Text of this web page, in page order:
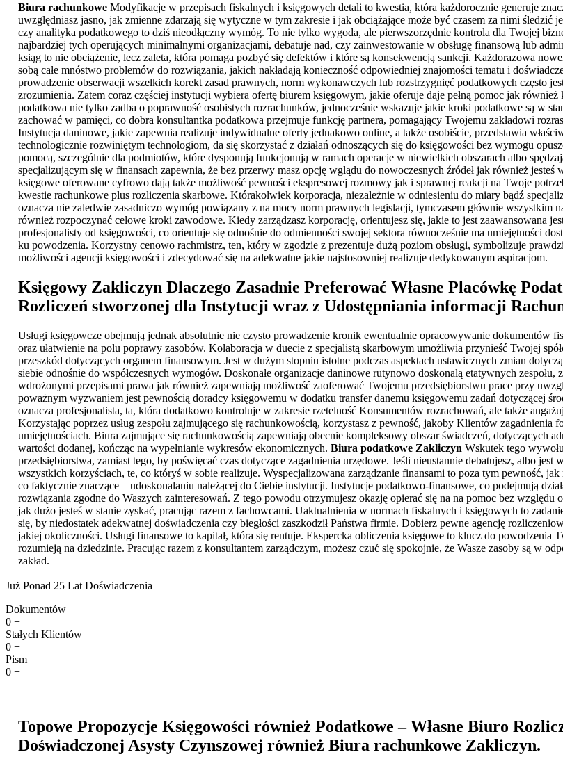
Biura rachunkowe Modyfikacje w przepisach fiskalnych i księgowych detali to kwestia, która każdorocznie generuje
uwzględniasz jasno, jak zmienne zdarzają się wytyczne w tym zakresie i jak obciążające może być czasem za nimi
czy analityka podatkowego to dziś nieodłączny wymóg. To nie tylko wygoda, ale pierwszorzędnie kontrola dla Twojej
najbardziej tych operujących minimalnymi organizacjami, debatuje nad, czy zainwestowanie w obsługę finansową lub
ksiąg to nie obciążenie, lecz zaleta, która pomaga pozbyć się defektów i które są konsekwencją sankcji. Każdorazowa
sobą całe mnóstwo problemów do rozwiązania, jakich nakładają konieczność odpowiedniej znajomości tematu i
prowadzenie obserwacji wszelkich korekt zasad prawnych, norm wykonawczych lub rozstrzygnięć podatkowych często
zrozumienia. Zatem coraz częściej instytucji wybiera ofertę biurem księgowym, jakie oferuje daje pełną pomoc jak
podatkowa nie tylko zadba o poprawność osobistych rozrachunków, jednocześnie wskazuje jakie kroki podatkowe są w
zachować w pamięci, co dobra konsultantka podatkowa przejmuje funkcję partnera, pomagający Twojemu zakładowi
Instytucja daninowe, jakie zapewnia realizuje indywidualne oferty jednakowo online, a także osobiście, przedstawia
technologicznie rozwiniętym technologiom, da się skorzystać z działań odnoszących się do księgowości bez wymogu
pomocą, szczególnie dla podmiotów, które dysponują funkcjonują w ramach operacje w niewielkich obszarach albo
specjalizującym się w finansach zapewnia, że bez przerwy masz opcję wglądu do nowoczesnych źródeł jak również
księgowe oferowane cyfrowo dają także możliwość pewności ekspresowej rozmowy jak i sprawnej reakcji na Twoje
kwestie rachunkowe plus rozliczenia skarbowe. Którakolwiek korporacja, niezależnie w odniesieniu do miary bądź
oznacza nie zaledwie zasadniczo wymóg powiązany z na mocy norm prawnych legislacji, tymczasem głównie
również rozpoczynać celowe kroki zawodowe. Kiedy zarządzasz korporację, orientujesz się, jakie to jest zaawansowana
profesjonalisty od księgowości, co orientuje się odnośnie do odmienności swojej sektora równocześnie ma umiejętności
ku powodzenia. Korzystny cenowo rachmistrz, ten, który w zgodzie z prezentuje dużą poziom obsługi, symbolizuje
możliwości agencji księgowości i zdecydować się na adekwatne jakie najstosowniej realizuje dedykowanym aspiracjom.
Księgowy Zakliczyn Dlaczego Zasadnie Preferować Własne Placówkę
Rozliczeń stworzonej dla Instytucji wraz z Udostępniania informacji
Usługi księgowcze obejmują jednak absolutnie nie czysto prowadzenie kronik ewentualnie opracowywanie dokumentów
oraz ułatwienie na polu poprawy zasobów. Kolaboracja w duecie z specjalistą skarbowym umożliwia przynieść Twojej
przeszkód dotyczących organem finansowym. Jest w dużym stopniu istotne podczas aspektach ustawicznych zmian
siebie odnośnie do współczesnych wymogów. Doskonałe organizacje daninowe rutynowo doskonalą etatywnych
wdrożonymi przepisami prawa jak również zapewniają możliwość zaoferować Twojemu przedsiębiorstwu prace przy
poważnym wyzwaniem jest pewnością doradcy księgowemu w dodatku transfer danemu księgowemu zadań dotyczącej
oznacza profesjonalista, ta, która dodatkowo kontroluje w zakresie rzetelność Konsumentów rozrachowań, ale także
Korzystając poprzez usług zespołu zajmującego się rachunkowością, korzystasz z pewność, jakoby Klientów
umiejętnościach. Biura zajmujące się rachunkowością zapewniają obecnie kompleksowy obszar świadczeń, dotyczących
wartości dodanej, kończąc na wypełnianie wykresów ekonomicznych. Biura podatkowe Zakliczyn Wskutek tego
przedsiębiorstwa, zamiast tego, by poświęcać czas dotyczące zagadnienia urzędowe. Jeśli nieustannie debatujesz, albo
wszystkich korzyściach, te, co któryś w sobie realizuje. Wyspecjalizowana zarządzanie finansami to poza tym pewność,
co faktycznie znaczące – udoskonalaniu należącej do Ciebie instytucji. Instytucje podatkowo-finansowe, co podejmują
rozwiązania zgodne do Waszych zainteresowań. Z tego powodu otrzymujesz okazję opierać się na na pomoc bez
jak dużo jesteś w stanie zyskać, pracując razem z fachowcami. Uaktualnienia w normach fiskalnych i księgowych to
się, by niedostatek adekwatnej doświadczenia czy biegłości zaszkodził Państwa firmie. Dobierz pewne agencję
jakiej okoliczności. Usługi finansowe to kapitał, która się rentuje. Ekspercka obliczenia księgowe to klucz do
rozumieją na dziedzinie. Pracując razem z konsultantem zarządczym, możesz czuć się spokojnie, że Wasze zasoby są w
zakład.
Już Ponad 25 Lat Doświadczenia
Dokumentów
0 +
Stałych Klientów
0 +
Pism
0 +
Topowe Propozycje Księgowości również Podatkowe – Własne Biuro
Doświadczonej Asysty Czynszowej również Biura rachunkowe Zakliczyn.